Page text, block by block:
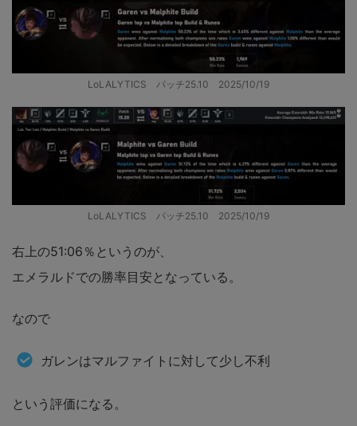
LoLALYTICS パッチ25.10 2025/10/19
LoLALYTICS パッチ25.10 2025/10/19
右上の51:06％というのが、
エメラルドでの勝率目安となっている。
なので
ガレンはマルファイトに対して少し不利
という評価になる。